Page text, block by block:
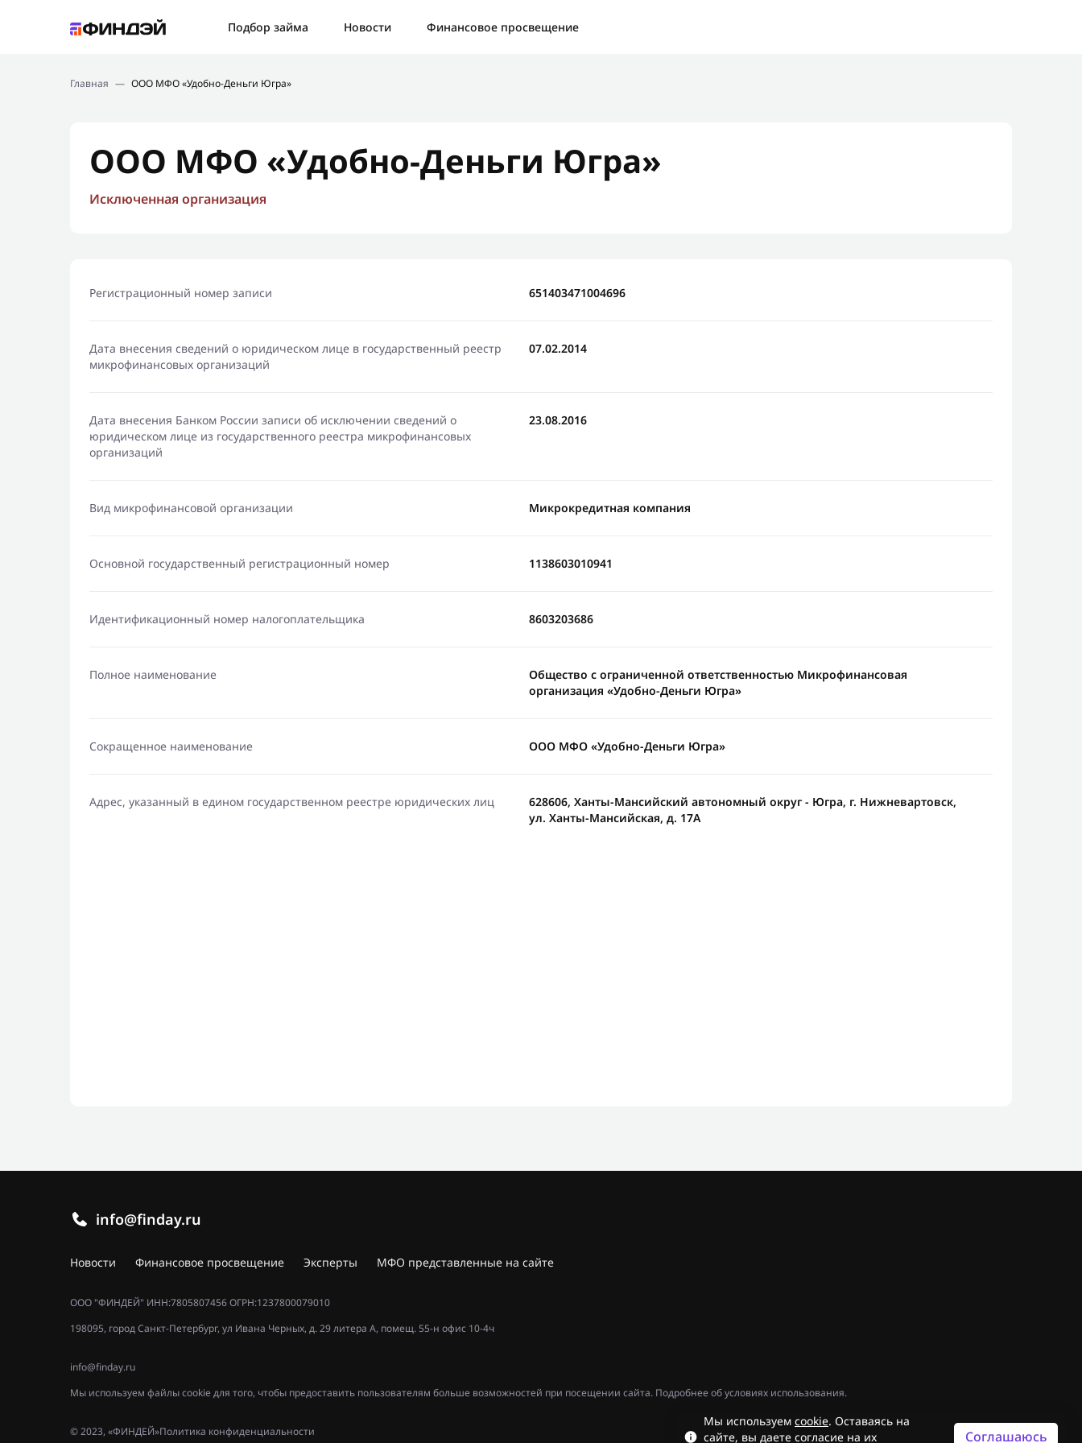
Подбор займа Новости
Финансовое просвещение
Новости
Главная — ООО МФО «Удобно-Деньги Югра»
ООО МФО «Удобно-Деньги Югра»
Исключенная организация
Регистрационный номер записи 651403471004696
Дата внесения сведений о юридическом лице в государственный реестр
микрофинансовых организаций
07.02.2014
Дата внесения Банком России записи об исключении сведений о
юридическом лице из государственного реестра микрофинансовых
организаций
23.08.2016
Вид микрофинансовой организации Микрокредитная компания
Основной государственный регистрационный номер 1138603010941
Идентификационный номер налогоплательщика 8603203686
Полное наименование
Общество с ограниченной ответственностью Микрофинансовая
организация «Удобно-Деньги Югра»
Сокращенное наименование ООО МФО «Удобно-Деньги Югра»
Адрес, указанный в едином государственном реестре юридических лиц
628606, Ханты-Мансийский автономный округ - Югра, г. Нижневартовск,
ул. Ханты-Мансийская, д. 17А
info@finday.ru
Новости Финансовое просвещение Эксперты МФО представленные на сайте
ООО "ФИНДЕЙ" ИНН:7805807456 ОГРН:1237800079010
198095, город Санкт-Петербург, ул Ивана Черных, д. 29 литера А, помещ. 55-н офис 10-4ч
info@finday.ru
Мы используем файлы cookie для того, чтобы предоставить пользователям больше возможностей при посещении сайта. Подробнее об условиях использования.
Политика конфиденциальности
© 2023, «ФИНДЕЙ»
Мы используем cookie. Оставаясь на
сайте, вы даете согласие на их
Соглашаюсь
Ошибка: Контактная форма не найдена.
Отправить новый запрос